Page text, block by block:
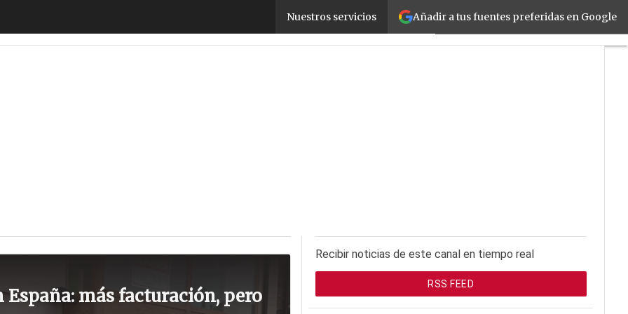
Añadir a tus fuentes preferidas en Google
Nuestros servicios
SeguridadLa Guía del ISV
más facturación, pero
Recibir noticias de este canal en tiempo real
RSS FEED